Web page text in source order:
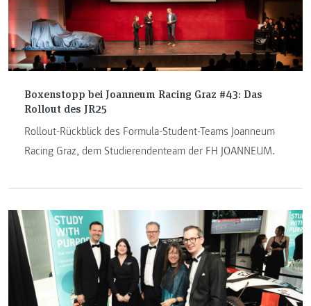
Boxenstopp bei Joanneum Racing Graz #43: Das
Rollout des JR25
Rollout-Rückblick des Formula-Student-Teams Joanneum
Racing Graz, dem Studierendenteam der FH JOANNEUM.